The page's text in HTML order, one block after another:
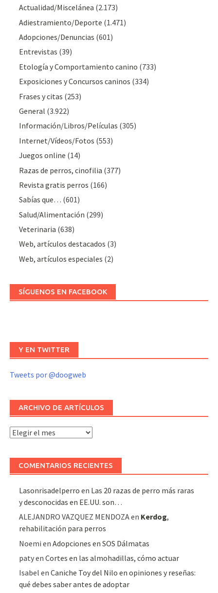
Actualidad/Miscelánea (2.173)
Adiestramiento/Deporte (1.471)
Adopciones/Denuncias (601)
Entrevistas (39)
Etología y Comportamiento canino (733)
Exposiciones y Concursos caninos (334)
Frases y citas (253)
General (3.922)
Información/Libros/Películas (305)
Internet/Vídeos/Fotos (553)
Juegos online (14)
Razas de perros, cinofilia (377)
Revista gratis perros (166)
Sabías que… (601)
Salud/Alimentación (299)
Veterinaria (638)
Web, artículos destacados (3)
Web, artículos especiales (2)
SÍGUENOS EN FACEBOOK
Y EN TWITTER
Tweets por @doogweb
ARCHIVO DE ARTÍCULOS
Archivo
COMENTARIOS RECIENTES
Lasonrisadelperro en Las 20 razas de perro más raras
y desconocidas en EE.UU. son…
ALEJANDRO VAZQUEZ MENDOZAen Kerdog,
rehabilitación para perros
Noemi enAdopciones en SOS Dálmatas
patyenCortes en las almohadillas, cómo actuar
Isabel enCaniche Toy del Nilo en opiniones y reseñas:
qué debes saber antes de adoptar